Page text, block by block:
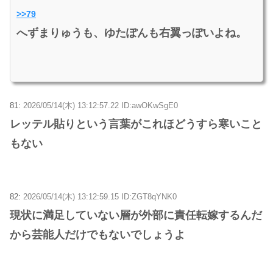
>>79
へずまりゅうも、ゆたぽんも右翼っぽいよね。
81: 2026/05/14(木) 13:12:57.22 ID:awOKwSgE0
レッテル貼りという言葉がこれほどうすら寒いこと
もない
82: 2026/05/14(木) 13:12:59.15 ID:ZGT8qYNK0
現状に満足していない層が外部に責任転嫁するんだ
から芸能人だけでもないでしょうよ